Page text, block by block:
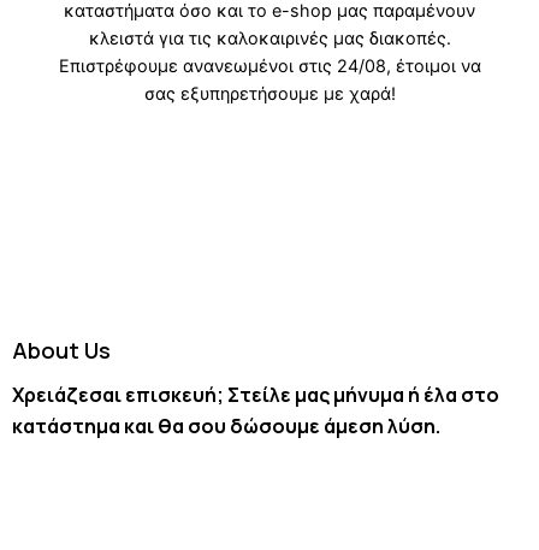
About Us
Χρειάζεσαι επισκευή; Στείλε μας μήνυμα ή έλα στο
κατάστημα και θα σου δώσουμε άμεση λύση.